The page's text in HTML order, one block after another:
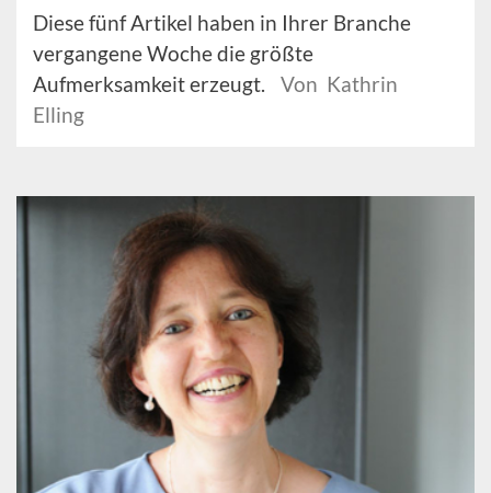
Diese fünf Artikel haben in Ihrer Branche
vergangene Woche die größte
Aufmerksamkeit erzeugt.
Von Kathrin
Elling